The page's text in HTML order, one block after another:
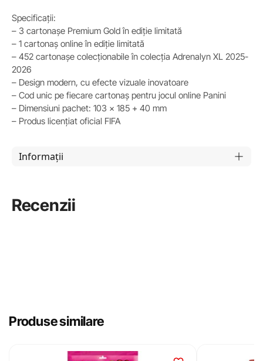
Specificații:
– 3 cartonașe Premium Gold în ediție limitată
– 1 cartonaș online în ediție limitată
– 452 cartonașe colecționabile în colecția Adrenalyn XL 2025-
2026
– Design modern, cu efecte vizuale inovatoare
– Cod unic pe fiecare cartonaș pentru jocul online Panini
– Dimensiuni pachet: 103 x 185 + 40 mm
– Produs licențiat oficial FIFA
Informații
Recenzii
Produse similare